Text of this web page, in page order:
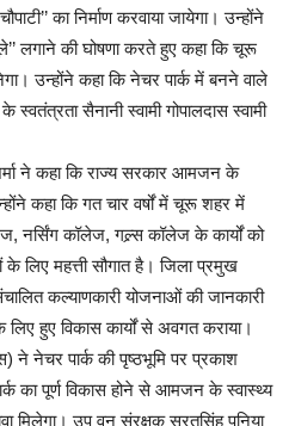
का निर्माण करवाया जायेगा। उन्होंने
लगाने की घोषणा करते हुए कहा कि चूरू
उन्होंने कहा कि नेचर पार्क में बनने वाले
सैनानी स्वामी गोपालदास स्वामी
ने कहा कि राज्य सरकार आमजन के
कहा कि गत चार वर्षों में चूरू शहर में
नर्सिंग कॉलेज, गल्र्स कॉलेज के कार्यों को
के लिए महत्ती सौगात है। जिला प्रमुख
कल्याणकारी योजनाओं की जानकारी
हुए विकास कार्यों से अवगत कराया।
ने नेचर पार्क की पृष्ठभूमि पर प्रकाश
का पूर्ण विकास होने से आमजन के स्वास्थ्य
मिलेगा। उप वन संरक्षक सूरतसिंह पूनिया